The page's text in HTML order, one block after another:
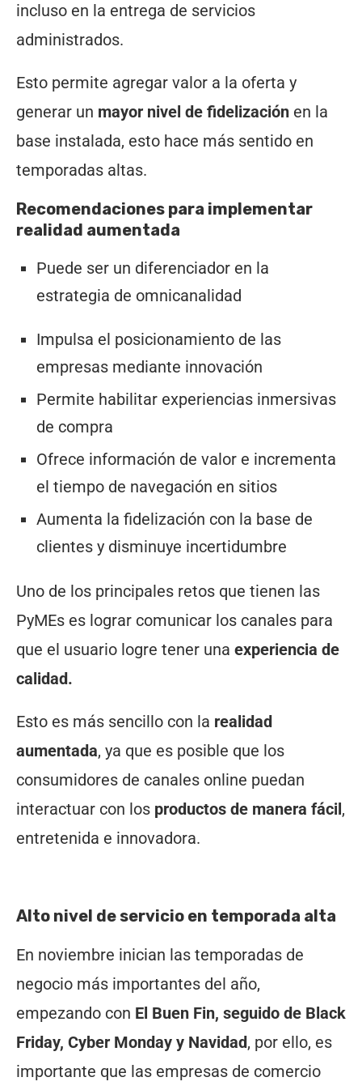
incluso en la entrega de servicios
administrados.
Esto permite agregar valor a la oferta y
generar un mayor nivel de fidelización en la
base instalada, esto hace más sentido en
temporadas altas.
Recomendaciones para implementar
realidad aumentada
Puede ser un diferenciador en la
estrategia de omnicanalidad
Impulsa el posicionamiento de las
empresas mediante innovación
Permite habilitar experiencias inmersivas
de compra
Ofrece información de valor e incrementa
el tiempo de navegación en sitios
Aumenta la fidelización con la base de
clientes y disminuye incertidumbre
Uno de los principales retos que tienen las
PyMEs es lograr comunicar los canales para
que el usuario logre tener una experiencia de
calidad.
Esto es más sencillo con la realidad
aumentada, ya que es posible que los
consumidores de canales online puedan
interactuar con los productos de manera fácil,
entretenida e innovadora.
Alto nivel de servicio en temporada alta
En noviembre inician las temporadas de
negocio más importantes del año,
empezando con El Buen Fin, seguido de Black
Friday, Cyber Monday y Navidad, por ello, es
importante que las empresas de comercio